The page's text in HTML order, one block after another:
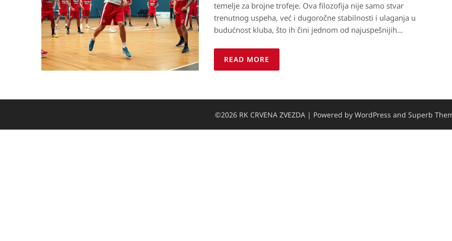
temelje za brojne trofeje. Ova filozofija nije samo stvar
trenutnog uspeha, već i dugoročne stabilnosti i ulaganja u
budućnost kluba, što ih čini jednom od najuspešnijih…
READ MORE
©2026 RK CRVENA ZVEZDA | Powered by WordPress and Superb